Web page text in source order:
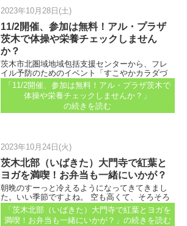
2023年10月28日(土)
11/2開催、参加は無料！アル・プラザ
茨木で体操や栄養チェックしません
か？
茨木市北圏域地域包括支援センターから、フレ
イル予防のためのイベント「すこやかカラダづ
くり」の案内が届きました...
「11/2開催、参加は無料！アル・プラザ茨木で
体操や栄養チェックしませんか？」
の続きを読む
2023年10月24日(火)
茨木北部（いばきた）大門寺で紅葉と
ヨガを満喫！お弁当も一緒にいかが？
朝晩のすーっと冷えるようになってきてきまし
た。いい季節ですよね。 空も高くて、そろそろ
紅葉も気になります...
「茨木北部（いばきた）大門寺で紅葉とヨガを
満喫！お弁当も一緒にいかが？」 の続きを読む